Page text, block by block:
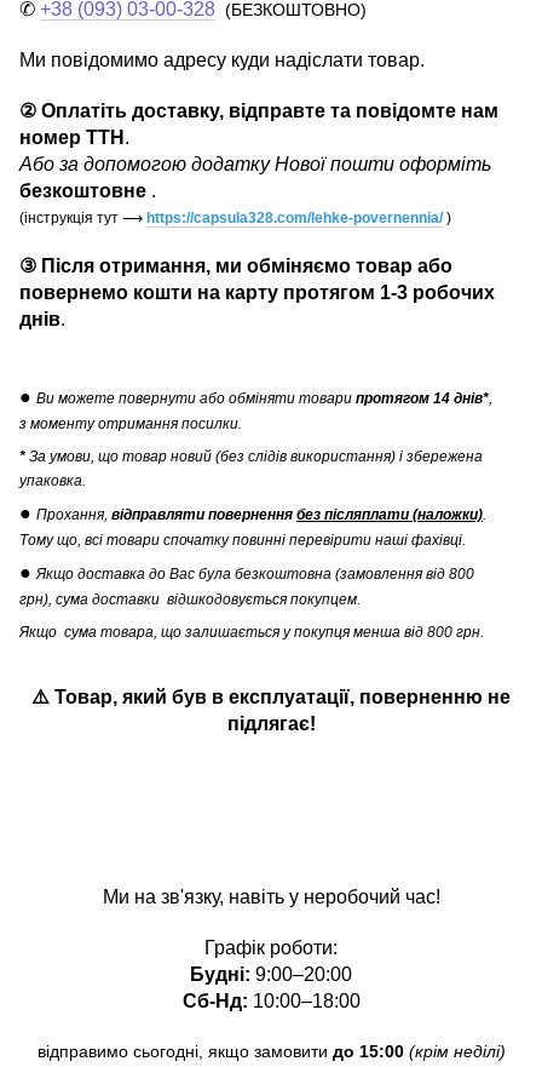
✆ +38 (093) 03-00-328 (БЕЗКОШТОВНО)
Ми повідомимо адресу куди надіслати товар.
② Оплатіть доставку, відправте та повідомте нам
номер ТТН .
Або за допомогою додатку Нової пошти оформіть
безкоштовне .
(інструкція тут ⟶ https://capsula328.com/lehke-povernennia/)
③ Після отримання, ми обміняємо товар або
повернемо кошти на карту протягом 1-3 робочих
днів.
● Ви можете повернути або обміняти товари протягом 14 днів*
з моменту отримання посилки.
* За умови, що товар новий (без слідів використання) і збережена
упаковка.
● Прохання, відправляти повернення без післяплати (наложки)
Тому що, всі товари спочатку повинні перевірити наші фахівці.
● Якщо доставка до Вас була безкоштовна (замовлення від 800
грн), сума доставки відшкодовується покупцем.
Якщо сума товара, що залишається у покупця менша від 800 грн.
⚠️ Товар, який був в експлуатації, поверненню не
підлягає!
Ми на зв'язку, навіть у неробочий час!
Графік роботи:
Будні: 9:00–20:00
Сб-Нд: 10:00–18:00
відправимо сьогодні, якщо замовити до 15:00 (крім неділі)